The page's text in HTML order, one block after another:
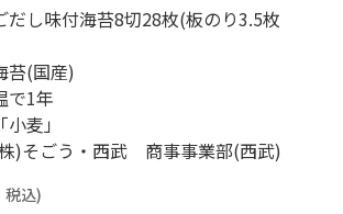
し味付海苔8切28枚(板のり3.5枚
苔(国産)
で1年
小麦」
)そごう・西武 商事事業部(西武)
税込)